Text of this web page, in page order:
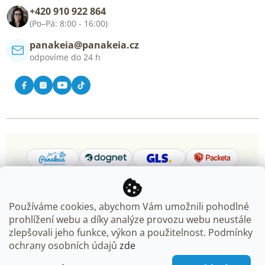
Používáme cookies, abychom Vám umožnili pohodlné
prohlížení webu a díky analýze provozu webu neustále
zlepšovali jeho funkce, výkon a použitelnost. Podmínky
ochrany osobních údajů zde
Kontakt
+420 910 922 864
(Po–Pá: 8:00 - 16:00)
panakeia@panakeia.cz
odpovíme do 24 h
Copyright 2026Panakeia.cz. Všechna práva vyhrazena.
Upravit nastavení cookies